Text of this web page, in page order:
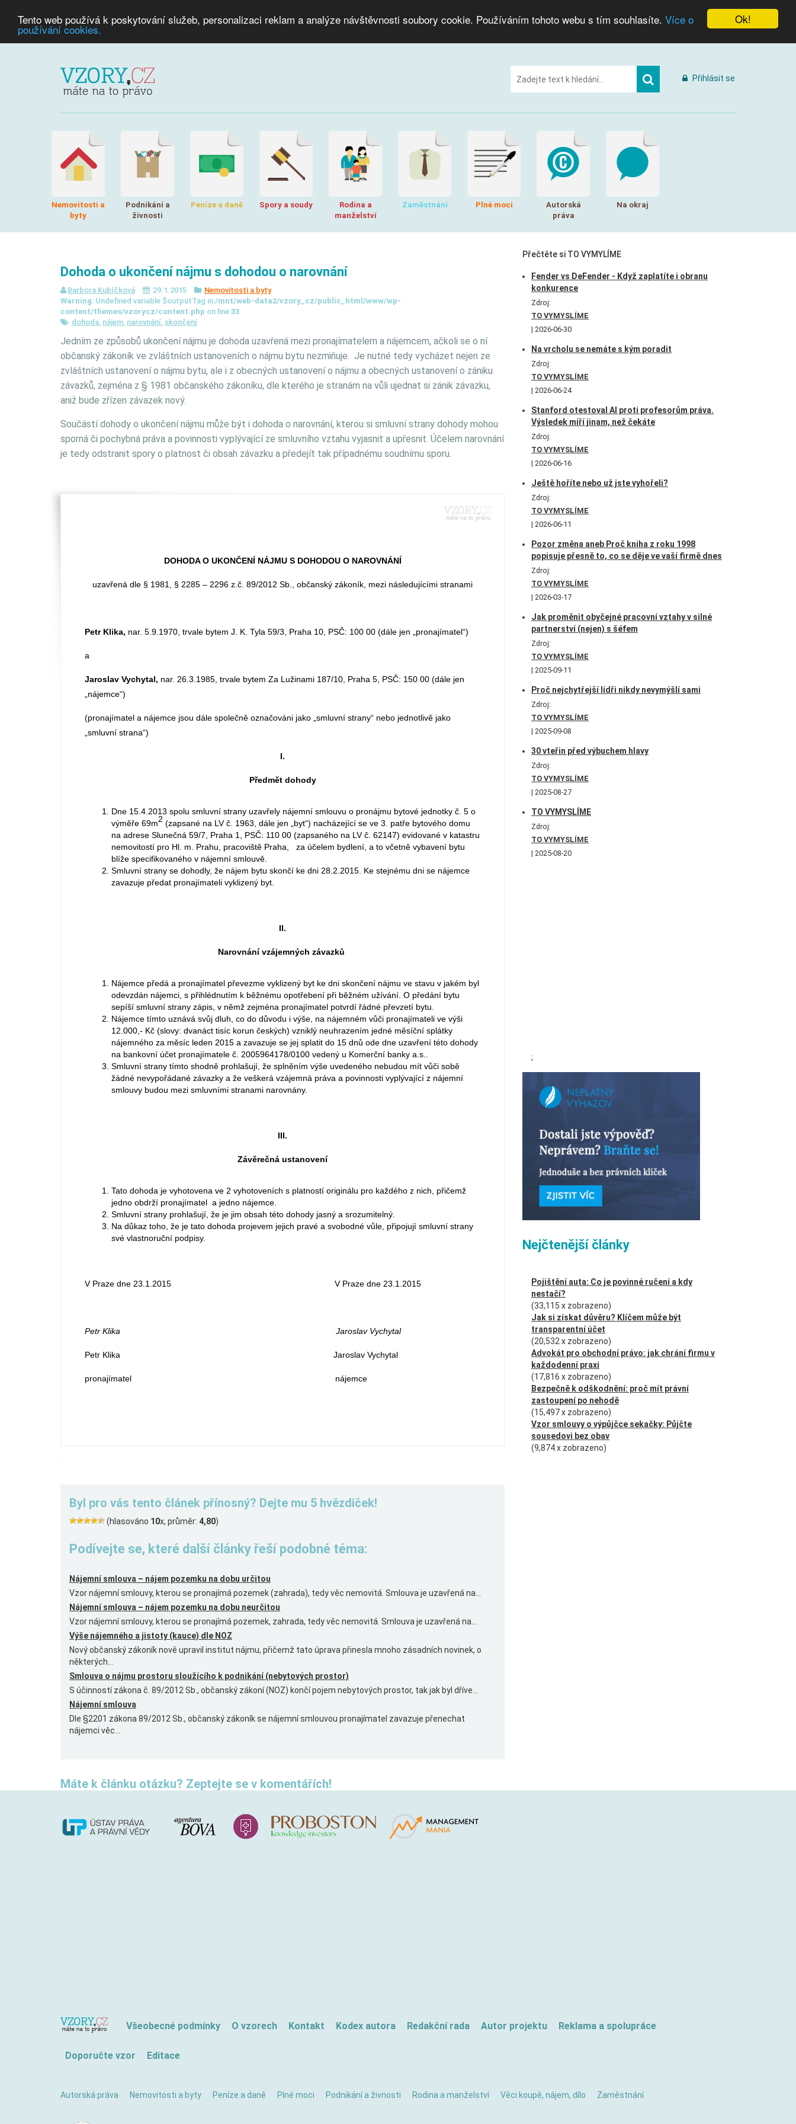
Ok!
Tento web používá k poskytování služeb, personalizaci reklam a analýze návštěvnosti soubory cookie. Používáním tohoto webu s tím souhlasíte. Více o
používání cookies.
Přihlásit se
Nemovitosti a
byty
Podnikání a
živnosti
Peníze a daně Spory a soudy
Rodina a
manželství
Zaměstnání Plné moci
Autorská
práva
Na okraj
Dohoda o ukončení nájmu s dohodou o narovnání
Barbora Kubíčková 29.1.2015
Nemovitosti a byty
Warning: Undefined variable $outputTag in /mnt/web-data2/vzory_cz/public_html/www/wp-
content/themes/vzorycz/content.php on line 33
dohoda, nájem, narovnání, skončení
Jedním ze způsobů ukončení nájmu je dohoda uzavřená mezi pronajímatelem a nájemcem, ačkoli se o ní
občanský zákoník ve zvláštních ustanoveních o nájmu bytu nezmiňuje. Je nutné tedy vycházet nejen ze
zvláštních ustanovení o nájmu bytu, ale i z obecných ustanovení o nájmu a obecných ustanovení o zániku
závazků, zejména z § 1981 občanského zákoníku, dle kterého je stranám na vůli ujednat si zánik závazku,
aniž bude zřízen závazek nový.
Součástí dohody o ukončení nájmu může být i dohoda o narovnání, kterou si smluvní strany dohody mohou
sporná či pochybná práva a povinnosti vyplývající ze smluvního vztahu vyjasnit a upřesnit. Účelem narovnání
je tedy odstranit spory o platnost či obsah závazku a předejít tak případnému soudnímu sporu.
DOHODA O UKONČENÍ NÁJMU S DOHODOU O NAROVNÁNÍ
uzavřená dle § 1981, § 2285 – 2296 z.č. 89/2012 Sb., občanský zákoník, mezi následujícími stranami
Petr Klika, nar. 5.9.1970, trvale bytem J. K. Tyla 59/3, Praha 10, PSČ: 100 00 (dále jen „pronajímatel“)
a
Jaroslav Vychytal, nar. 26.3.1985, trvale bytem Za Lužinami 187/10, Praha 5, PSČ: 150 00 (dále jen
„nájemce“)
(pronajímatel a nájemce jsou dále společně označováni jako „smluvní strany“ nebo jednotlivě jako
„smluvní strana“)
I.
Předmět dohody
Dne 15.4.2013 spolu smluvní strany uzavřely nájemní smlouvu o pronájmu bytové jednotky č. 5 o
výměře 69m2 (zapsané na LV č. 1963, dále jen „byt“) nacházející se ve 3. patře bytového domu
na adrese Slunečná 59/7, Praha 1, PSČ: 110 00 (zapsaného na LV č. 62147) evidované v katastru
nemovitostí pro Hl. m. Prahu, pracoviště Praha, za účelem bydlení, a to včetně vybavení bytu
blíže specifikovaného v nájemní smlouvě.
Smluvní strany se dohodly, že nájem bytu skončí ke dni 28.2.2015. Ke stejnému dni se nájemce
zavazuje předat pronajímateli vyklizený byt.
II.
Narovnání vzájemných závazků
Nájemce předá a pronajímatel převezme vyklizený byt ke dni skončení nájmu ve stavu v jakém byl
odevzdán nájemci, s přihlédnutím k běžnému opotřebení při běžném užívání. O předání bytu
sepíší smluvní strany zápis, v němž zejména pronajímatel potvrdí řádné převzetí bytu.
Nájemce tímto uznává svůj dluh, co do důvodu i výše, na nájemném vůči pronajímateli ve výši
12.000,- Kč (slovy: dvanáct tisíc korun českých) vzniklý neuhrazením jedné měsíční splátky
nájemného za měsíc leden 2015 a zavazuje se jej splatit do 15 dnů ode dne uzavření této dohody
na bankovní účet pronajímatele č. 2005964178/0100 vedený u Komerční banky a.s..
Smluvní strany tímto shodně prohlašují, že splněním výše uvedeného nebudou mít vůči sobě
žádné nevypořádané závazky a že veškerá vzájemná práva a povinnosti vyplývající z nájemní
smlouvy budou mezi smluvními stranami narovnány.
III.
Závěrečná ustanovení
Tato dohoda je vyhotovena ve 2 vyhotoveních s platností originálu pro každého z nich, přičemž
jedno obdrží pronajímatel a jedno nájemce.
Smluvní strany prohlašují, že je jim obsah této dohody jasný a srozumitelný.
Na důkaz toho, že je tato dohoda projevem jejich pravé a svobodné vůle, připojují smluvní strany
své vlastnoruční podpisy.
V Praze dne 23.1.2015 V Praze dne 23.1.2015
Petr Klika Jaroslav Vychytal
Petr Klika Jaroslav Vychytal
pronajímatel nájemce
.
Byl pro vás tento článek přínosný? Dejte mu 5 hvězdiček!
(hlasováno 10x, průměr: 4,80)
Podívejte se, které další články řeší podobné téma:
Nájemní smlouva – nájem pozemku na dobu určitou
Vzor nájemní smlouvy, kterou se pronajímá pozemek (zahrada), tedy věc nemovitá. Smlouva je uzavřená na...
Nájemní smlouva – nájem pozemku na dobu neurčitou
Vzor nájemní smlouvy, kterou se pronajímá pozemek, zahrada, tedy věc nemovitá. Smlouva je uzavřená na...
Výše nájemného a jistoty (kauce) dle NOZ
Nový občanský zákoník nově upravil institut nájmu, přičemž tato úprava přinesla mnoho zásadních novinek, o
některých...
Smlouva o nájmu prostoru sloužícího k podnikání (nebytových prostor)
S účinností zákona č. 89/2012 Sb., občanský zákoní (NOZ) končí pojem nebytových prostor, tak jak byl dříve...
Nájemní smlouva
Dle §2201 zákona 89/2012 Sb., občanský zákoník se nájemní smlouvou pronajímatel zavazuje přenechat
nájemci věc...
Máte k článku otázku? Zeptejte se v komentářích!
Přečtěte si TO VYMYLÍME
Fender vs DeFender - Když zaplatíte i obranu
konkurence
Zdroj:
TO VYMYSLÍME
2026-06-30
Na vrcholu se nemáte s kým poradit
Zdroj:
TO VYMYSLÍME
2026-06-24
Stanford otestoval AI proti profesorům práva.
Výsledek míří jinam, než čekáte
Zdroj:
TO VYMYSLÍME
2026-06-16
Ještě hoříte nebo už jste vyhořeli?
Zdroj:
TO VYMYSLÍME
2026-06-11
Pozor změna aneb Proč kniha z roku 1998
popisuje přesně to, co se děje ve vaší firmě dnes
Zdroj:
TO VYMYSLÍME
2026-03-17
Jak proměnit obyčejné pracovní vztahy v silné
partnerství (nejen) s šéfem
Zdroj:
TO VYMYSLÍME
2025-09-11
Proč nejchytřejší lídři nikdy nevymýšlí sami
Zdroj:
TO VYMYSLÍME
2025-09-08
30 vteřin před výbuchem hlavy
Zdroj:
TO VYMYSLÍME
2025-08-27
TO VYMYSLÍME
Zdroj:
TO VYMYSLÍME
2025-08-20
;
Nejčtenější články
Pojištění auta: Co je povinné ručení a kdy
nestačí?
(33,115 x zobrazeno)
Jak si získat důvěru? Klíčem může být
transparentní účet
(20,532 x zobrazeno)
Advokát pro obchodní právo: jak chrání firmu v
každodenní praxi
(17,816 x zobrazeno)
Bezpečně k odškodnění: proč mít právní
zastoupení po nehodě
(15,497 x zobrazeno)
Vzor smlouvy o výpůjčce sekačky: Půjčte
sousedovi bez obav
(9,874 x zobrazeno)
Všeobecné podmínky O vzorech Kontakt Kodex autora Redakční rada Autor projektu Reklama a spolupráce
Doporučte vzor Editace
Autorská práva Nemovitosti a byty Peníze a daně Plné moci Podnikání a živnosti Rodina a manželství Věci koupě, nájem, dílo Zaměstnání